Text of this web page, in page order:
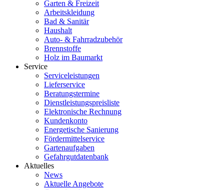
Garten & Freizeit
Arbeitskleidung
Bad & Sanitär
Haushalt
Auto- & Fahrradzubehör
Brennstoffe
Holz im Baumarkt
Service
Serviceleistungen
Lieferservice
Beratungstermine
Dienstleistungspreisliste
Elektronische Rechnung
Kundenkonto
Energetische Sanierung
Fördermittelservice
Gartenaufgaben
Gefahrgutdatenbank
Aktuelles
News
Aktuelle Angebote